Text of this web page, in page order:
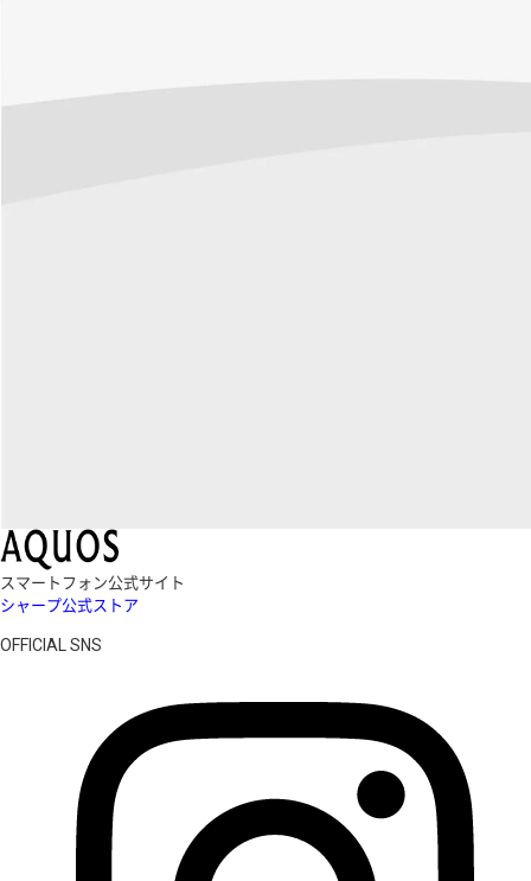
スマートフォン公式サイト
シャープ公式ストア
OFFICIAL SNS